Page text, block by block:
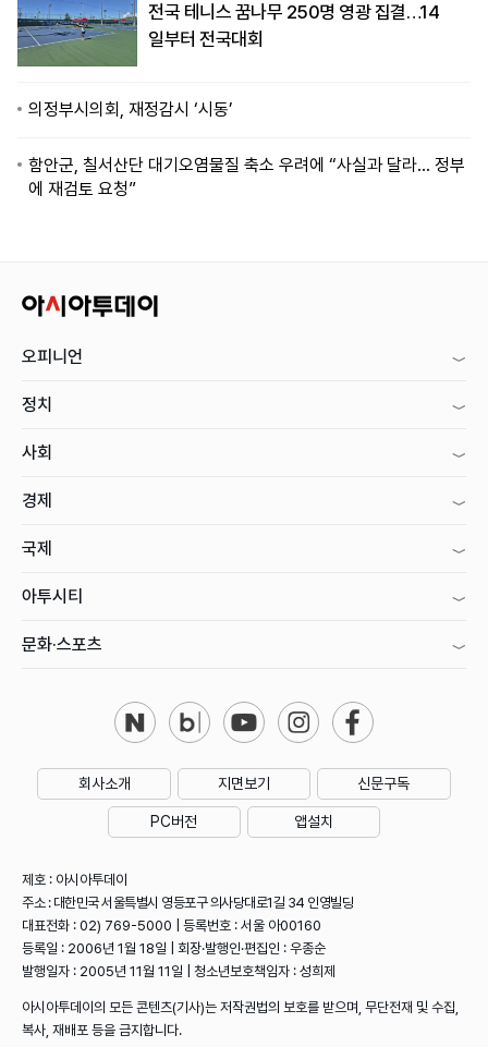
전국 테니스 꿈나무 250명 영광 집결…14
일부터 전국대회
의정부시의회, 재정감시 ‘시동’
함안군, 칠서산단 대기오염물질 축소 우려에 “사실과 달라… 정부
에 재검토 요청”
오피니언
정치
사회
경제
국제
아투시티
문화·스포츠
회사소개 지면보기 신문구독
PC버전 앱설치
제호 : 아시아투데이
주소 : 대한민국 서울특별시 영등포구 의사당대로1길 34 인영빌딩
대표전화 : 02) 769-5000 | 등록번호 : 서울 아00160
등록일 : 2006년 1월 18일 | 회장·발행인·편집인 : 우종순
발행일자 : 2005년 11월 11일 | 청소년보호책임자 : 성희제
아시아투데이의 모든 콘텐츠(기사)는 저작권법의 보호를 받으며, 무단전재 및 수집,
복사, 재배포 등을 금지합니다.